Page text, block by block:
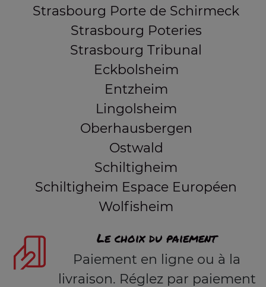
Strasbourg Porte de Schirmeck
Strasbourg Poteries
Strasbourg Tribunal
Eckbolsheim
Entzheim
Lingolsheim
Oberhausbergen
Ostwald
Schiltigheim
Schiltigheim Espace Européen
Wolfisheim
Le choix du paiement
Paiement en ligne ou à la
livraison. Réglez par paiement